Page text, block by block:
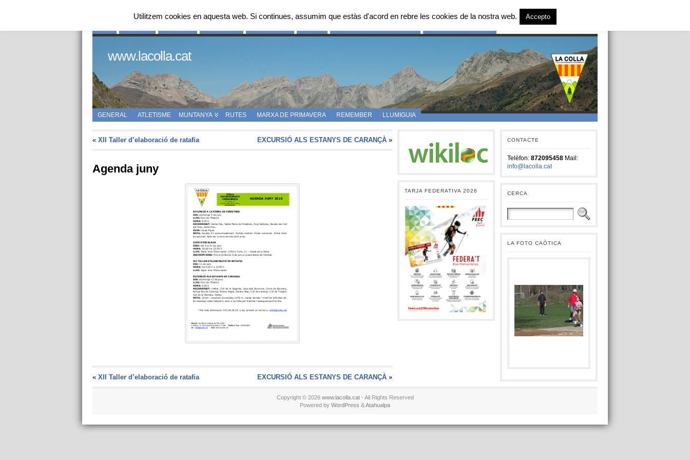
www.lacolla.cat
GENERAL ATLETISME MUNTANYA RUTES MARXA DE PRIMAVERA REMEMBER LLUMIGUIA
« XII Taller d’elaboració de ratafia EXCURSIÓ ALS ESTANYS DE CARANÇÀ »
Agenda juny
« XII Taller d’elaboració de ratafia EXCURSIÓ ALS ESTANYS DE CARANÇÀ »
TARJA FEDERATIVA 2026
CONTACTE
Telèfon: 872095458 Mail:
info@lacolla.cat
CERCA
LA FOTO CAÒTICA
Copyright © 2026 www.lacolla.cat- All Rights Reserved
Powered by WordPress &Atahualpa
Utilitzem cookies en aquesta web. Si continues, assumim que estàs d'acord en rebre les cookies de la nostra web. Accepto